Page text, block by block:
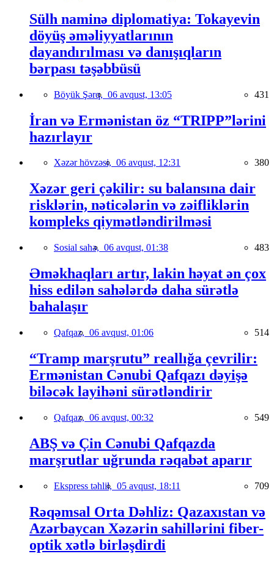
Sülh naminə diplomatiya: Tokayevin
döyüş əməliyyatlarının
dayandırılması və danışıqların
bərpası təşəbbüsü
Böyük Şərq, 06 avqust, 13:05 431
İran və Ermənistan öz “TRIPP”lərini
hazırlayır
Xəzər hövzəsi, 06 avqust, 12:31 380
Xəzər geri çəkilir: su balansına dair
risklərin, nəticələrin və zəifliklərin
kompleks qiymətləndirilməsi
Sosial sahə, 06 avqust, 01:38 483
Əməkhaqları artır, lakin həyat ən çox
hiss edilən sahələrdə daha sürətlə
bahalaşır
Qafqaz, 06 avqust, 01:06 514
“Tramp marşrutu” reallığa çevrilir:
Ermənistan Cənubi Qafqazı dəyişə
biləcək layihəni sürətləndirir
Qafqaz, 06 avqust, 00:32 549
ABŞ və Çin Cənubi Qafqazda
marşrutlar uğrunda rəqabət aparır
Ekspress təhlil, 05 avqust, 18:11 709
Rəqəmsal Orta Dəhliz: Qazaxıstan və
Azərbaycan Xəzərin sahillərini fiber-
optik xətlə birləşdirdi